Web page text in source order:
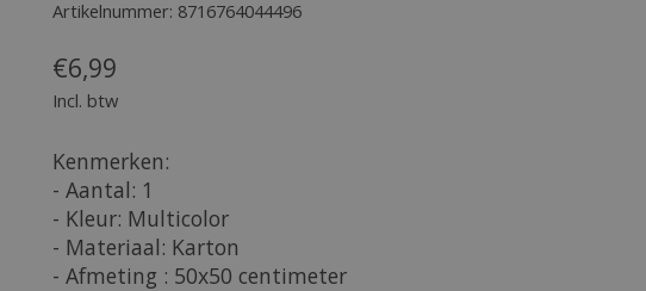
Artikelnummer: 8716764044496
€6,99
Incl. btw
Kenmerken:
- Aantal: 1
- Kleur: Multicolor
- Materiaal: Karton
- Afmeting : 50x50 centimeter